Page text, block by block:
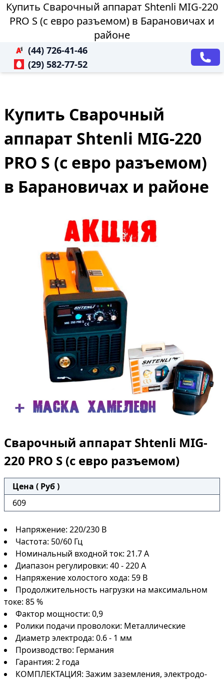
Купить Сварочный аппарат Shtenli MIG-220
PRO S (с евро разъемом) в Барановичах и
районе
(44) 726-41-46
(29) 582-77-52
Купить Сварочный
аппарат Shtenli MIG-220
PRO S (с евро разъемом)
в Барановичах и районе
Сварочный аппарат Shtenli MIG-
220 PRO S (с евро разъемом)
Цена ( Руб )
609
Напряжение: 220/230 В
Частота: 50/60 Гц
Номинальный входной ток: 21.7 А
Диапазон регулировки: 40 - 220 А
Напряжение холостого хода: 59 В
Продолжительность нагрузки на максимальном
токе: 85 %
Фактор мощности: 0,9
Ролики подачи проволоки: Металлические
Диаметр электрода: 0.6 - 1 мм
Производство: Германия
Гарантия: 2 года
КОМПЛЕКТАЦИЯ: Зажим заземления, электродо-